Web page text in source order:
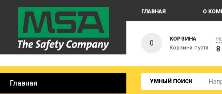
ГЛАВНАЯ О
0
КОРЗИНА
Корзина пуста
УМНЫЙ ПОИСК
Главная